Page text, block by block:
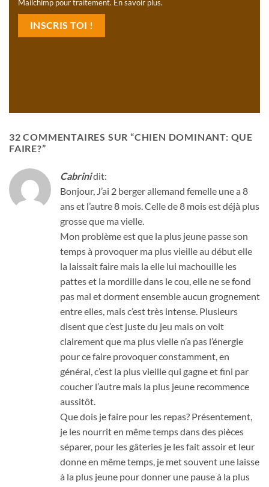
Mailchimp pour traitement. En savoir plus.
32 COMMENTAIRES SUR “CHIEN DOMINANT: QUE
FAIRE?”
Cabrinidit:
Bonjour, J’ai 2 berger allemand femelle une a 8
ans et l’autre 8 mois. Celle de 8 mois est déjà plus
grosse que ma vielle.
Mon problème est que la plus jeune passe son
temps à provoquer ma plus vieille au début elle
la laissait faire mais la elle lui machouille les
pattes et la mordille dans le cou, elle ne se fond
pas mal et dorment ensemble aucun grognement
entre elles, mais c’est très intense. Plusieurs
disent que c’est juste du jeu mais on voit
clairement que ma plus vielle n’a pas l’énergie
pour ce faire provoquer constamment, en
général, c’est la plus vieille qui gagne et fini par
coucher l’autre mais la plus jeune recommence
aussitôt.
Que dois je faire pour les repas? Présentement,
je les nourrit en même temps dans des pièces
séparer, pour les gâteries je les fait assoir et leur
donne en même temps, je met souvent une laisse
à la plus jeune pour donner une pause à la plus